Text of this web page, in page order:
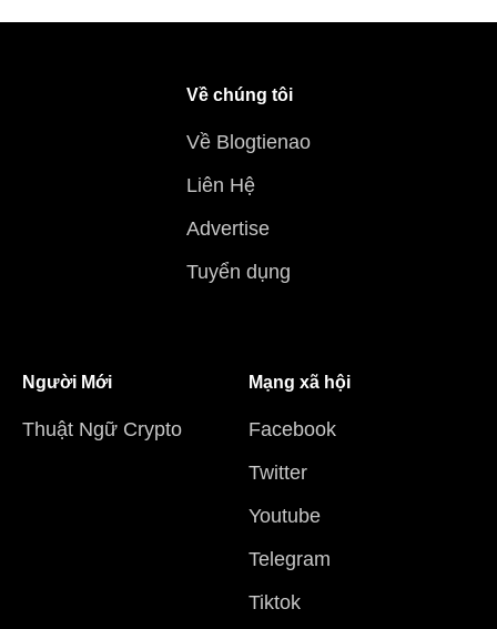
Về chúng tôi
Về Blogtienao
Liên Hệ
Advertise
Tuyển dụng
Người Mới
Thuật Ngữ Crypto
Mạng xã hội
Facebook
Twitter
Youtube
Telegram
Tiktok